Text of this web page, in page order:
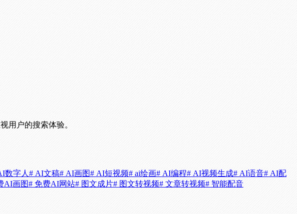
用户的搜索体验。
数字人# AI文稿# AI画图# AI短视频# ai绘画# AI编程# AI视频生成# AI语音# AI配
AI画图# 免费AI网站# 图文成片# 图文转视频# 文章转视频# 智能配音